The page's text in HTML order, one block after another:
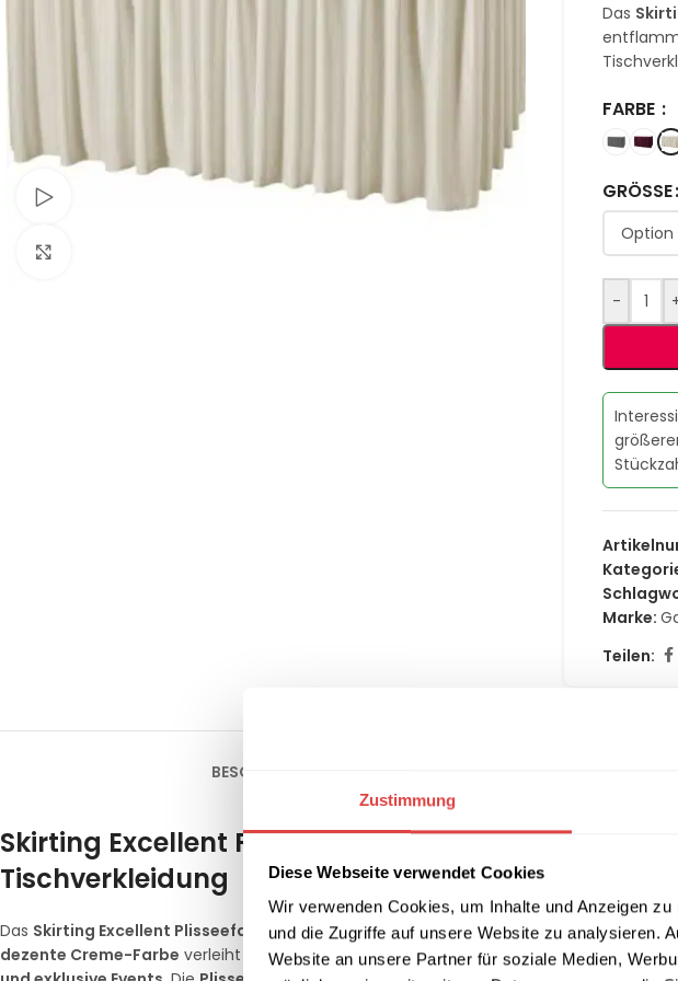
Zustimmung
Diese Webseite verwendet Cookies
Wir verwenden Cookies, um Inhalte und Anzeigen
und die Zugriffe auf unsere Website zu analysieren.
Website an unsere Partner für soziale Medien,
Das
FARBE
GRÖSSE
-
Marke:
Teilen:
BESCHREIBUNG
Skirting Excellent Plisseefalte Creme B1 (4 Größen)
Tischverkleidung
Das Skirting Excellent Plisseefalte Creme B1verbindetzeitlose Eleganz mit
dezente Creme-Farbe verleiht jeder Veranstaltung eineklassische und edle